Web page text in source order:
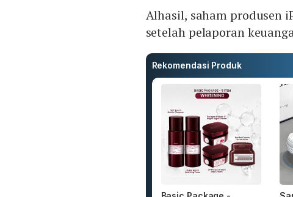
Alhasil, saham produsen
setelah pelaporan
Rekomendasi Produk